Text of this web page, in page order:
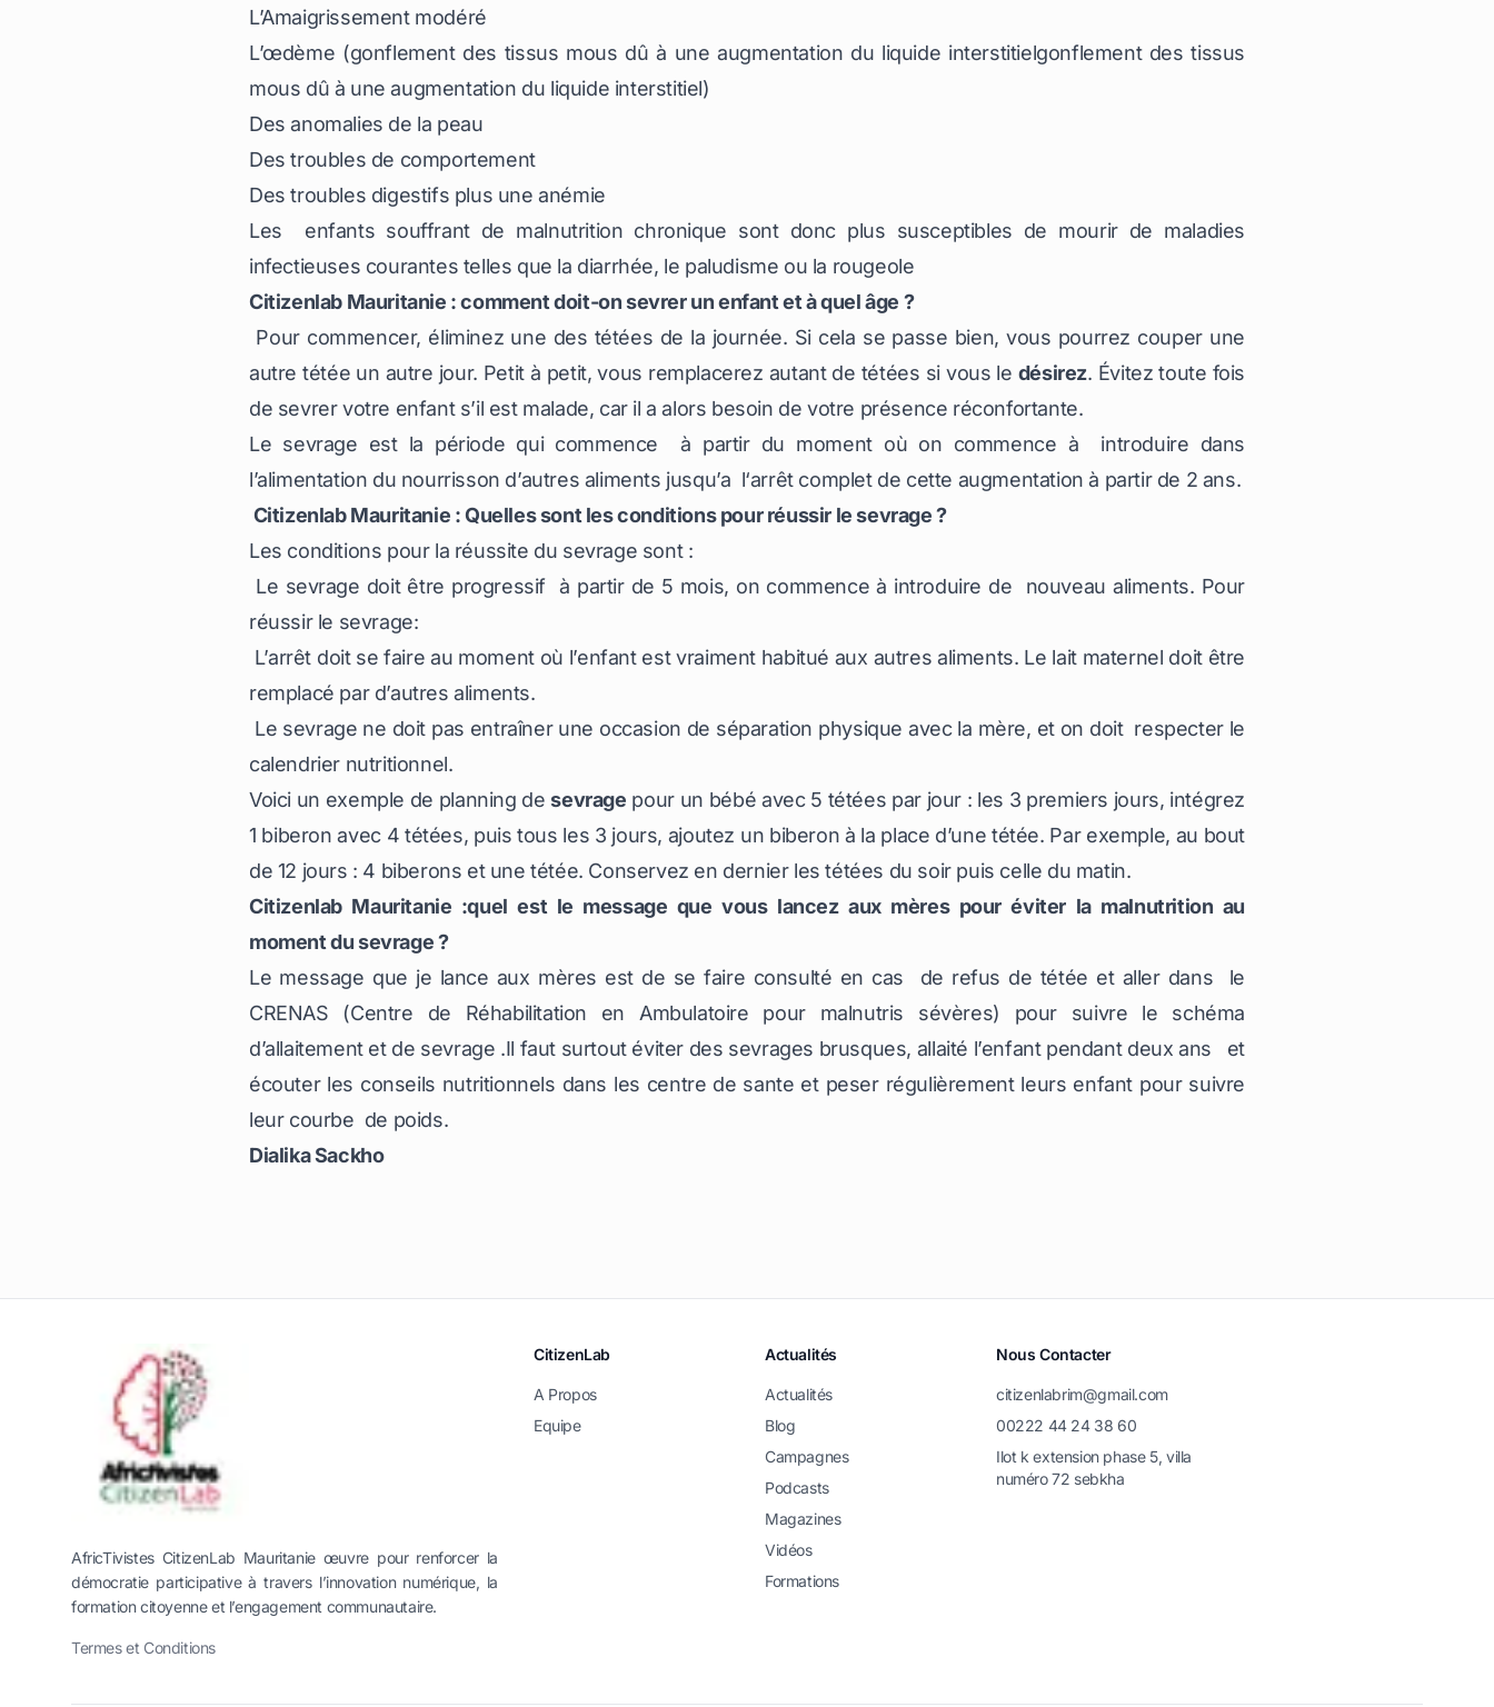
L’Amaigrissement modéré
L’œdème (gonflement des tissus mous dû à une augmentation du liquide interstitielgonflement des tissus
mous dû à une augmentation du liquide interstitiel)
Des anomalies de la peau
Des troubles de comportement
Des troubles digestifs plus une anémie
Les enfants souffrant de malnutrition chronique sont donc plus susceptibles de mourir de maladies
infectieuses courantes telles que la diarrhée, le paludisme ou la rougeole
Citizenlab Mauritanie : comment doit-on sevrer un enfant et à quel âge ?
Pour commencer, éliminez une des tétées de la journée. Si cela se passe bien, vous pourrez couper une
autre tétée un autre jour. Petit à petit, vous remplacerez autant de tétées si vous le désirez. Évitez toute fois
de sevrer votre enfant s’il est malade, car il a alors besoin de votre présence réconfortante.
Le sevrage est la période qui commence à partir du moment où on commence à introduire dans
l’alimentation du nourrisson d’autres aliments jusqu’a l‘arrêt complet de cette augmentation à partir de 2 ans.
Citizenlab Mauritanie : Quelles sont les conditions pour réussir le sevrage ?
Les conditions pour la réussite du sevrage sont :
Le sevrage doit être progressif à partir de 5 mois, on commence à introduire de nouveau aliments. Pour
réussir le sevrage:
L’arrêt doit se faire au moment où l’enfant est vraiment habitué aux autres aliments. Le lait maternel doit être
remplacé par d’autres aliments.
Le sevrage ne doit pas entraîner une occasion de séparation physique avec la mère, et on doit respecter le
calendrier nutritionnel.
Voici un exemple de planning desevrage pour un bébé avec 5 tétées par jour : les 3 premiers jours, intégrez
1 biberon avec 4 tétées, puis tous les 3 jours, ajoutez un biberon à la place d’une tétée. Par exemple, au bout
de 12 jours : 4 biberons et une tétée. Conservez en dernier les tétées du soir puis celle du matin.
Citizenlab Mauritanie :quel est le message que vous lancez aux mères pour éviter la malnutrition au
moment du sevrage ?
Le message que je lance aux mères est de se faire consulté en cas de refus de tétée et aller dans le
CRENAS (Centre de Réhabilitation en Ambulatoire pour malnutris sévères) pour suivre le schéma
d’allaitement et de sevrage .Il faut surtout éviter des sevrages brusques, allaité l’enfant pendant deux ans et
écouter les conseils nutritionnels dans les centre de sante et peser régulièrement leurs enfant pour suivre
leur courbe de poids.
Dialika Sackho
AfricTivistes CitizenLab Mauritanie œuvre pour renforcer la
démocratie participative à travers l’innovation numérique, la
formation citoyenne et l’engagement communautaire.
Termes et Conditions
CitizenLab
A Propos
Equipe
Actualités
Actualités
Blog
Campagnes
Podcasts
Magazines
Vidéos
Formations
Nous Contacter
citizenlabrim@gmail.com
00222 44 24 38 60
Ilot k extension phase 5, villa
numéro 72 sebkha